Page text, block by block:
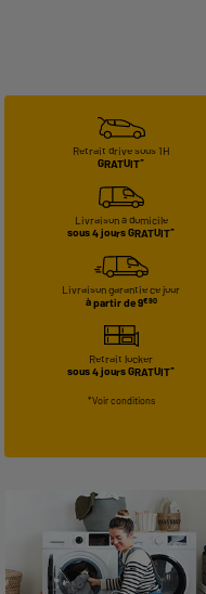
Retrait drive sous 1H
GRATUIT*
Livraison à domicile
sous 4 jours GRATUIT*
Livraison garantie ce jour
à partir de 9€90
Retrait locker
sous 4 jours GRATUIT*
*Voir conditions